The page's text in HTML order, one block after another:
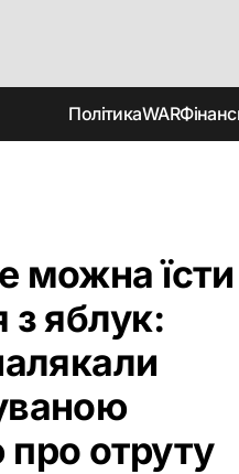
ПолітикаWAR
можна їсти
з яблук:
отруту